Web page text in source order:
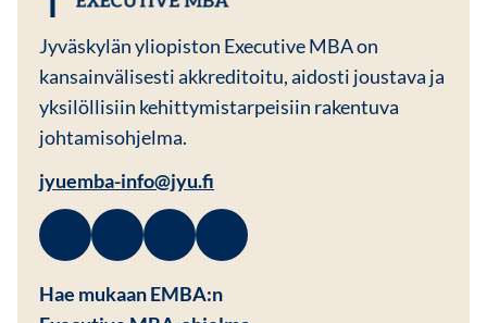
Jyväskylän yliopiston Executive MBA on
kansainvälisesti akkreditoitu, aidosti joustava ja
yksilöllisiin kehittymistarpeisiin rakentuva
johtamisohjelma.
jyuemba-info@jyu.fi
Facebook
Avautuu uuteen ikkunaan
Linkedin
Avautuu uuteen ikkunaan
Instagram
Avautuu uuteen ikkunaan
Youtube
Avautuu uuteen ikkunaan
Hae mukaan EMBA:n